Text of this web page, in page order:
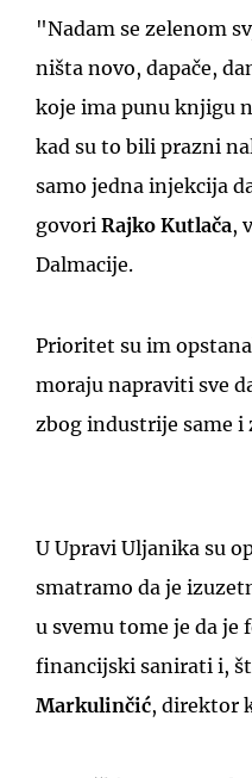
"Nadam se zelenom
ništa novo, dapače,
koje ima punu knjigu
kad su to bili prazni
samo jedna injekcija
govori Rajko Kutlača,
Dalmacije.
Prioritet su im
moraju napraviti sve
zbog industrije same
U Upravi Uljanika su
smatramo da je
u svemu tome je da
financijski sanirati i,
Markulinčić, direktor